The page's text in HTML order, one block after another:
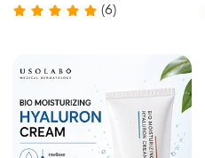
(6)